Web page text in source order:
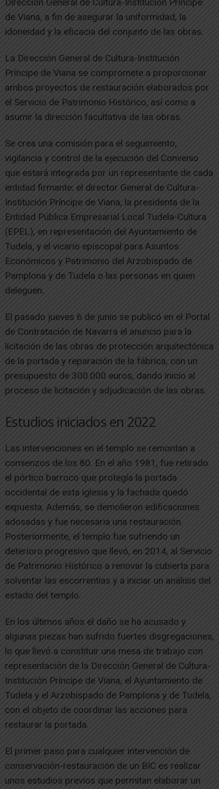
Dirección General de Cultura-Institución Príncipe
de Viana, a fin de asegurar la uniformidad, la
idoneidad y la eficacia del conjunto de las obras.
La Dirección General de Cultura-Institución
Príncipe de Viana se compromete a proporcionar
ambos proyectos de restauración elaborados por
el Servicio de Patrimonio Histórico, así como a
asumir la dirección facultativa de las obras.
Se crea una comisión para el seguimiento,
vigilancia y control de la ejecución del Convenio
que estará integrada por un representante de cada
entidad firmante: el director General de Cultura-
Institución Príncipe de Viana, la presidenta de la
Entidad Pública Empresarial Local Tudela-Cultura
(EPEL), en representación del Ayuntamiento de
Tudela, y el vicario episcopal para Asuntos
Económicos y Patrimonio del Arzobispado de
Pamplona y de Tudela o las personas en quien
deleguen.
El pasado jueves 6 de junio se publicó en el Portal
de Contratación de Navarra el anuncio para la
licitación de las obras de protección arquitectónica
de la portada y reparación de la fábrica, con un
presupuesto de 300.000 euros, dando inicio al
proceso de licitación y adjudicación de las obras.
Estudios iniciados en 2022
Las intervenciones en el templo se remontan a
comienzos de los 80. En el año 1981, fue retirado
el pórtico barroco que protegía la portada
occidental de esta iglesia y la fachada quedó
expuesta. Además, se demolieron edificaciones
adosadas y fue necesaria una restauración.
Posteriormente, el templo fue sufriendo un
deterioro progresivo que llevó, en 2014, al Servicio
de Patrimonio Histórico a renovar la cubierta para
solventar las escorrentías y a iniciar un análisis del
estado del templo.
En los últimos años el daño se ha acusado y
algunas piezas han sufrido fuertes disgregaciones,
lo que llevó a constituir una mesa de trabajo con
representación de la Dirección General de Cultura-
Institución Príncipe de Viana, el Ayuntamiento de
Tudela y el Arzobispado de Pamplona y de Tudela,
con el objeto de coordinar las acciones para
restaurar la portada.
El primer paso para cualquier intervención de
conservación-restauración de un BIC es realizar
unos estudios previos que permitan elaborar un